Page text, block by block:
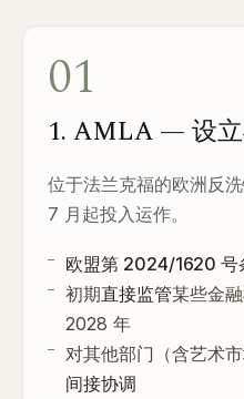
01
1. AMLA — 设
位于法兰克福的欧洲反
7 月起投入运作。
欧盟第 2024/1620 号
初期直接监管某些金
2028 年
对其他部门（含艺术
间接协调